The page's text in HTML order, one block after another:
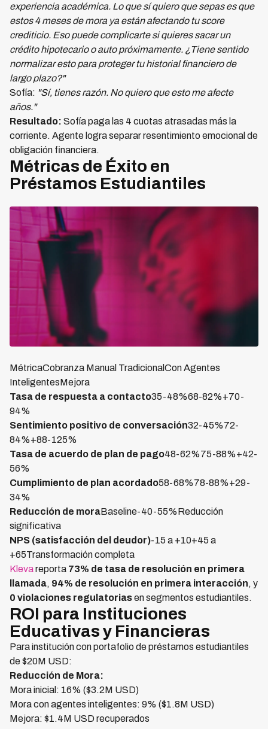
experiencia académica. Lo que sí quiero que sepas es que
estos 4 meses de mora ya están afectando tu score
crediticio. Eso puede complicarte si quieres sacar un
crédito hipotecario o auto próximamente. ¿Tiene sentido
normalizar esto para proteger tu historial financiero de
largo plazo?"
Sofía: "Sí, tienes razón. No quiero que esto me afecte
años."
Resultado: Sofía paga las 4 cuotas atrasadas más la
corriente. Agente logra separar resentimiento emocional de
obligación financiera.
Métricas de Éxito en
Préstamos Estudiantiles
MétricaCobranza Manual TradicionalCon Agentes
InteligentesMejora
Tasa de respuesta a contacto35-48%68-82%+70-
94%
Sentimiento positivo de conversación32-45%72-
84%+88-125%
Tasa de acuerdo de plan de pago48-62%75-88%+42-
56%
Cumplimiento de plan acordado58-68%78-88%+29-
34%
Reducción de moraBaseline-40-55%Reducción
significativa
NPS (satisfacción del deudor)-15 a +10+45 a
+65Transformación completa
Klevareporta 73% de tasa de resolución en primera
llamada, 94% de resolución en primera interacción, y
0 violaciones regulatoriasen segmentos estudiantiles.
ROI para Instituciones
Educativas y Financieras
Para institución con portafolio de préstamos estudiantiles
de $20M USD:
Reducción de Mora:
Mora inicial: 16% ($3.2M USD)
Mora con agentes inteligentes: 9% ($1.8M USD)
Mejora: $1.4M USD recuperados